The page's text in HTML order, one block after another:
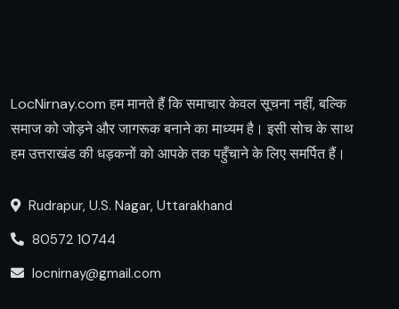
LocNirnay.com हम मानते हैं कि समाचार केवल सूचना नहीं, बल्कि
समाज को जोड़ने और जागरूक बनाने का माध्यम है। इसी सोच के साथ
हम उत्तराखंड की धड़कनों को आपके तक पहुँचाने के लिए समर्पित हैं।
Rudrapur, U.S. Nagar, Uttarakhand
80572 10744
locnirnay@gmail.com